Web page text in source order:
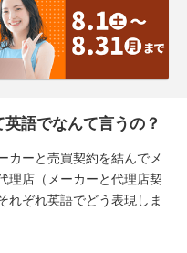
語でなんて言うの？
カーと売買契約を結んでメ
理店（メーカーと代理店契
れぞれ英語でどう表現しま